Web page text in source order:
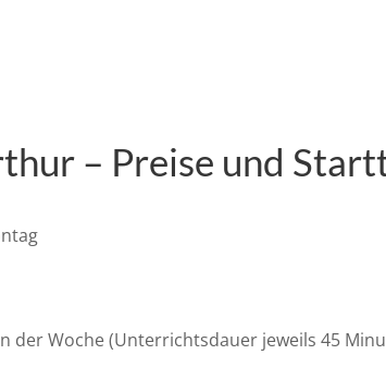
– Preise und
der Woche (Unterrichtsdauer jeweils 45